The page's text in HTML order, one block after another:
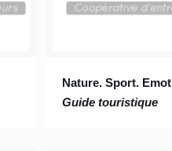
Nature. Sport.
Guide touristique